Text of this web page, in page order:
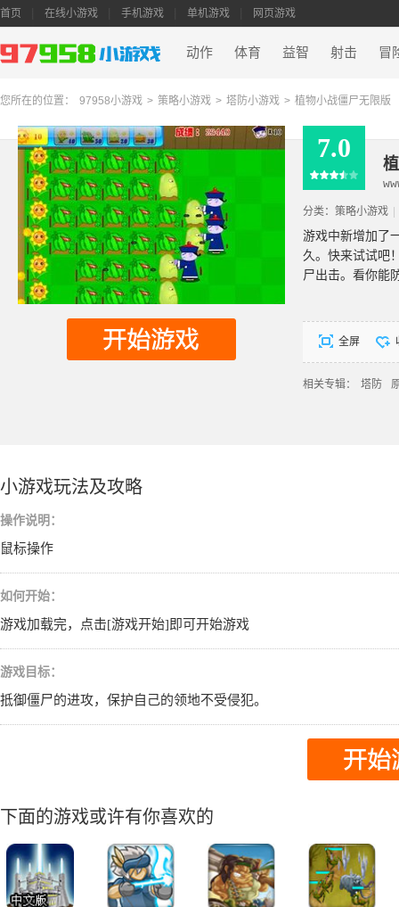
首页 在线小游戏 手机游戏 单机游戏 网页游戏
动作 体育 益智 射击 冒
您所在的位置： 97958小游戏 > 策略小游戏 > 塔防小游戏 > 植物小战僵尸无限版
7.0
分类： 策略小游戏
游戏中新增加了
久。快来试试吧
尸出击。看你能
全屏
相关专辑： 塔防
小游戏玩法及攻略
操作说明：
鼠标操作
如何开始：
游戏加载完，点击[游戏开始]即可开始游戏
游戏目标：
抵御僵尸的进攻，保护自己的领地不受侵犯。
下面的游戏或许有你喜欢的